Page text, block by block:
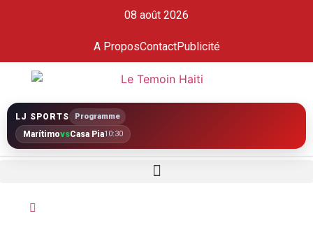
08 août 2026
A ProposContactPublicité
LJ SPORTS Programme
MarítimovsCasa Pia10:30